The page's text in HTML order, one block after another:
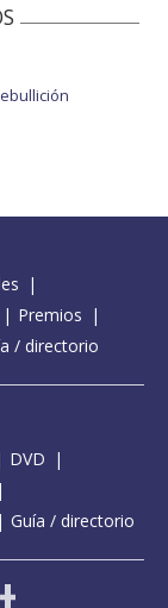
Premios
/ directorio
DVD
Guía / directorio